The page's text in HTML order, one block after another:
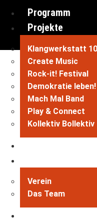
Programm
Projekte
Klangwerkstatt
Create Music
Rock-it! Festival
Demokratie leben!
Mach Mal Band
Play & Connect
Kollektiv Bollektiv
Verein
Das Team